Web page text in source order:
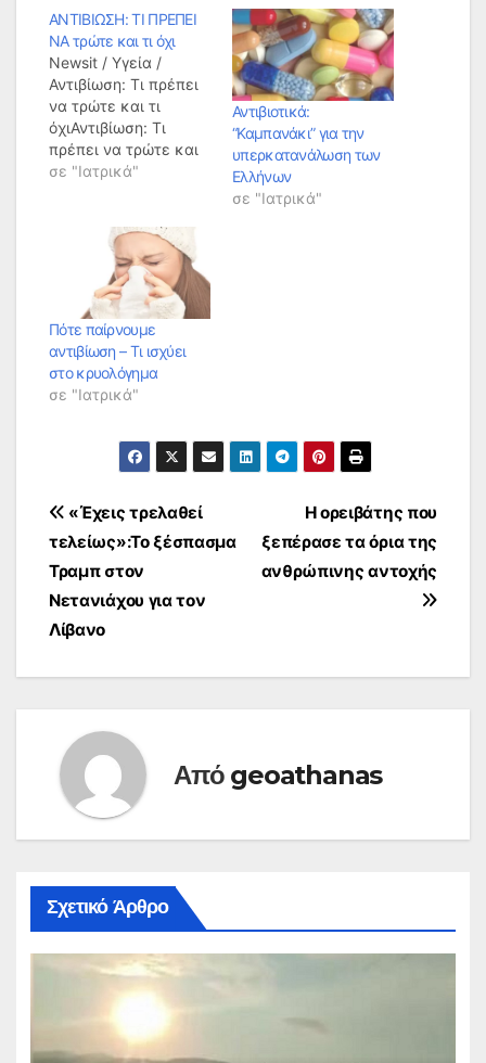
ΑΝΤΙΒΙΩΣΗ: ΤΙ ΠΡΕΠΕΙ
ΝΑ τρώτε και τι όχι
Newsit / Υγεία /
Αντιβίωση: Τι πρέπει
να τρώτε και τι
όχιΑντιβίωση: Τι
πρέπει να τρώτε και
τι όχι Δημοσιεύθηκε:
αντιβιοτικά είναι μια
ισχυρή γραμμή
άμυνας κατά των
βακτηριακών
λοιμώξεων. Ωστόσο,
μερικές φορές
προκαλούν
παρενέργειες, όπως
διάρροια και ηπατική
αντιβίωση…
σε "Ιατρικά"
Αντιβιοτικά:
“Καμπανάκι” για την
υπερκατανάλωση των
Ελλήνων
σε "Ιατρικά"
Πότε παίρνουμε
αντιβίωση – Τι ισχύει
στο κρυολόγημα
σε "Ιατρικά"
Πλοήγηση
άρθρων
Η ορειβάτης που
ξεπέρασε τα όρια της
ανθρώπινης αντοχής
«Έχεις τρελαθεί
τελείως»:Το ξέσπασμα
Τραμπ στον
Νετανιάχου για τον
Λίβανο
Από geoathanas
Σχετικό Άρθρο